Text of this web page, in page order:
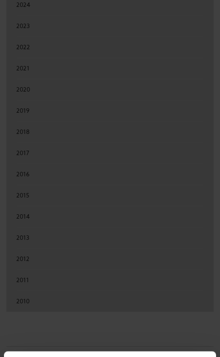
2024
2023
2022
2021
2020
2019
2018
2017
2016
2015
2014
2013
2012
2011
2010